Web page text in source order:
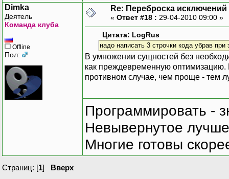
Dimka
Деятель
Команда клуба
Offline
Пол:
Re: Переброска исключений
« Ответ #18 : 29-04-2010 09:00 »
Цитата: LogRus
надо написать 3 строчки кода убрав
В умножении сущностей без
как преждевременную
противном случае, чем проще - тем
Программировать -
Невывернутое
Многие готовы
Страниц: [1] Вверх